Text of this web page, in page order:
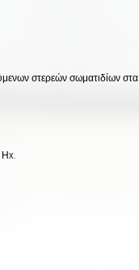
στερεών σωματιδίων στα
Ηx.